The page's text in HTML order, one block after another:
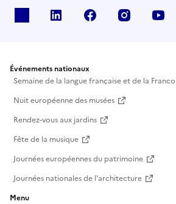
Linkedin Facebook Instagram
Événements nationaux
Semaine de la langue française et de la
Nuit européenne des musées
Rendez-vous aux jardins
Fête de la musique
Journées européennes du patrimoine
Journées nationales de l'architecture
Menu